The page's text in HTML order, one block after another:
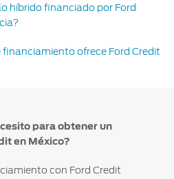
híbrido financiado por Ford
ofrece Ford Credit
para obtener un
en México?
con Ford Credit